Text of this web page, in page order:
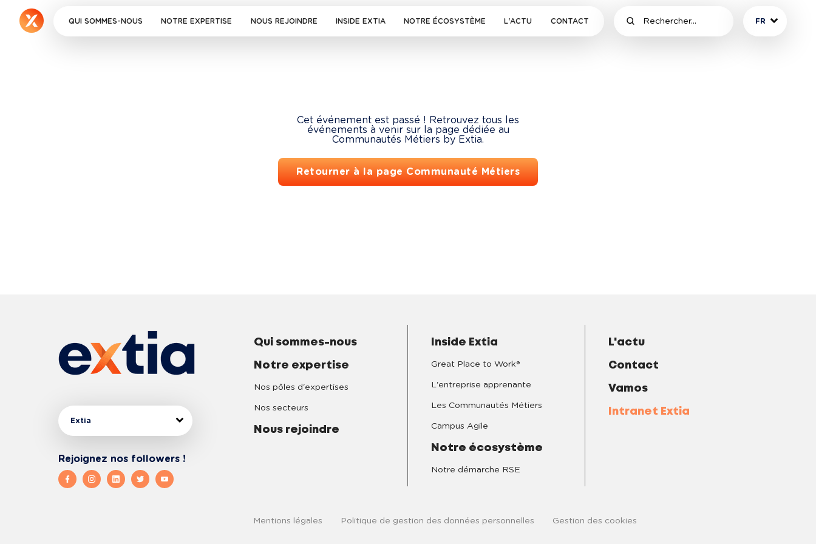
QUI SOMMES-NOUS NOTRE EXPERTISE NOUS REJOINDRE INSIDE EXTIA NOTRE ÉCOSYSTÈME L'ACTU CONTACT FR
Cet événement est passé ! Retrouvez tous les
événements à venir sur la page dédiée au
Communautés Métiers by Extia.
Retourner à la page Communauté Métiers
Extia
Rejoignez nos followers !
Qui sommes-nous
Notre expertise
Nos pôles d'expertises
Nos secteurs
Nous rejoindre
Inside Extia
Great Place to Work®
L'entreprise apprenante
Les Communautés Métiers
Campus Agile
Notre écosystème
Notre démarche RSE
L'actu
Contact
Vamos
Intranet Extia
Mentions légales Politique de gestion des données personnelles Gestion des cookies